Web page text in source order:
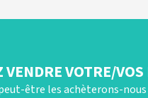
VOTRE/
être les achèterons-nous